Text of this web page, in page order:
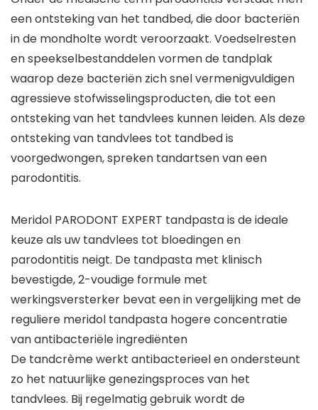
een ontsteking van het tandbed, die door bacteriën
in de mondholte wordt veroorzaakt. Voedselresten
en speekselbestanddelen vormen de tandplak
waarop deze bacteriën zich snel vermenigvuldigen
agressieve stofwisselingsproducten, die tot een
ontsteking van het tandvlees kunnen leiden. Als deze
ontsteking van tandvlees tot tandbed is
voorgedwongen, spreken tandartsen van een
parodontitis.
Meridol PARODONT EXPERT tandpasta is de ideale
keuze als uw tandvlees tot bloedingen en
parodontitis neigt. De tandpasta met klinisch
bevestigde, 2-voudige formule met
werkingsversterker bevat een in vergelijking met de
reguliere meridol tandpasta hogere concentratie
van antibacteriële ingrediënten
De tandcrème werkt antibacterieel en ondersteunt
zo het natuurlijke genezingsproces van het
tandvlees. Bij regelmatig gebruik wordt de